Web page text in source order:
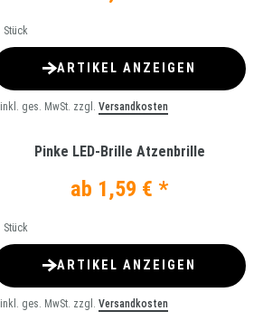
Stück
ARTIKEL ANZEIGEN
inkl. ges. MwSt. zzgl. Versandkosten
Pinke LED-Brille Atzenbrille
ab 1,59 € *
Stück
ARTIKEL ANZEIGEN
inkl. ges. MwSt. zzgl. Versandkosten